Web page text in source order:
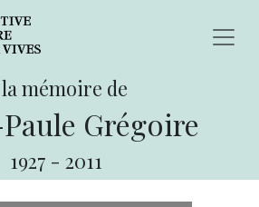
mémoire de
Grégoire
1927 - 2011